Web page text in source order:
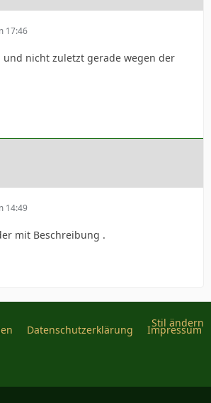
17:46
und nicht zuletzt gerade wegen der
14:49
mit Beschreibung .
Stil ändern
Datenschutzerklärung Impressum